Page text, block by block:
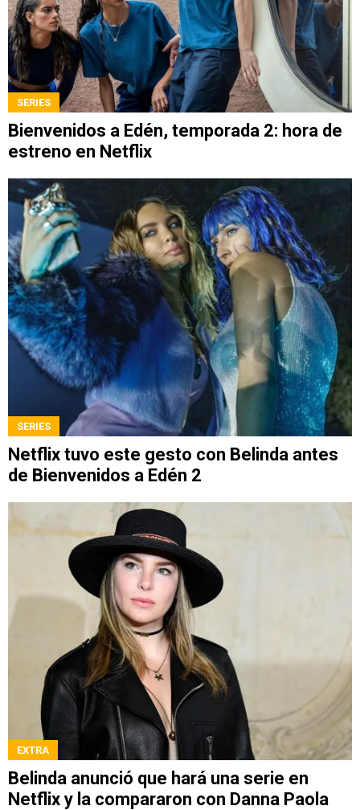
SERIES
Bienvenidos a Edén, temporada 2: hora de
estreno en Netflix
SERIES
Netflix tuvo este gesto con Belinda antes
de Bienvenidos a Edén 2
EXTRA
Belinda anunció que hará una serie en
Netflix y la compararon con Danna Paola